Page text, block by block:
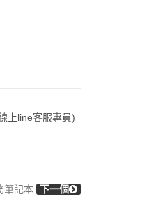
上line客服專員)
筆記本 下一個